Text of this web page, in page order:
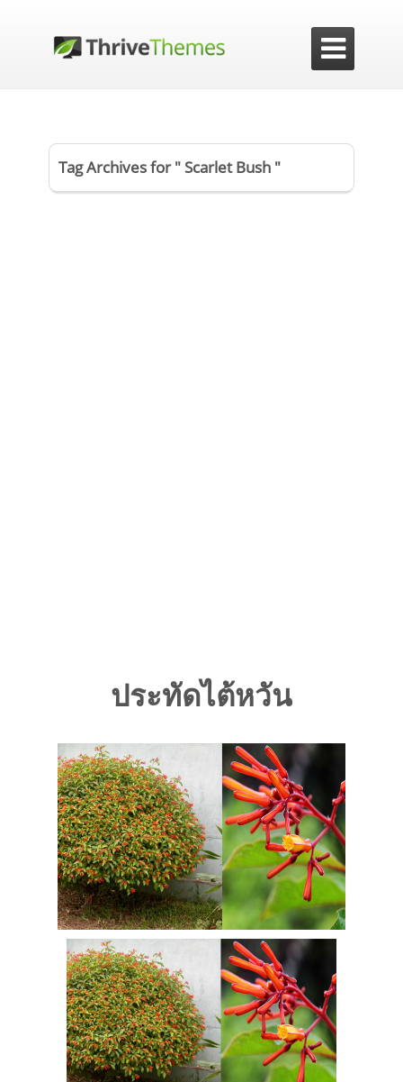

Tag Archives for " Scarlet Bush "
ประทัดไต้หวัน